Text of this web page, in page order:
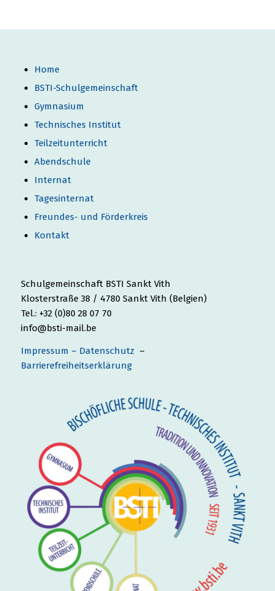
Home
BSTI-Schulgemeinschaft
Gymnasium
Technisches Institut
Teilzeitunterricht
Abendschule
Internat
Tagesinternat
Freundes- und Förderkreis
Kontakt
Schulgemeinschaft BSTI Sankt Vith
Klosterstraße 38 / 4780 Sankt Vith (Belgien)
Tel.: +32 (0)80 28 07 70
info@bsti-mail.be
Impressum – Datenschutz –
Barrierefreiheitserklärung